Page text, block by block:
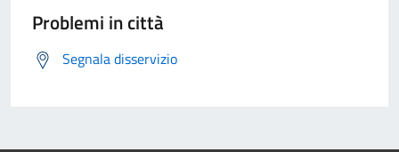
Problemi in città
Segnala disservizio